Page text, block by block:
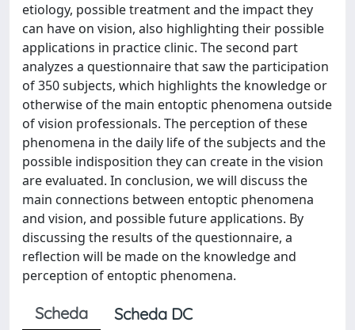
etiology, possible treatment and the impact they
can have on vision, also highlighting their possible
applications in practice clinic. The second part
analyzes a questionnaire that saw the participation
of 350 subjects, which highlights the knowledge or
otherwise of the main entoptic phenomena outside
of vision professionals. The perception of these
phenomena in the daily life of the subjects and the
possible indisposition they can create in the vision
are evaluated. In conclusion, we will discuss the
main connections between entoptic phenomena
and vision, and possible future applications. By
discussing the results of the questionnaire, a
reflection will be made on the knowledge and
perception of entoptic phenomena.
Scheda Scheda DC